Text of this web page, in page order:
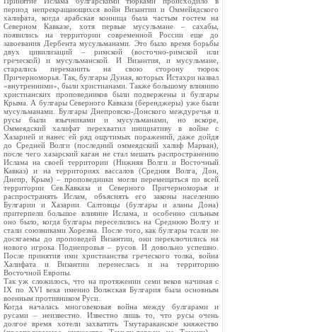
период непрекращающихся войн Византии и Оммейядского
халифата, когда арабская конница была частым гостем на
Северном Кавказе, хотя первые мусульмане – сахабы,
появились на территории современной России еще до
завоевания Дербента мусульманами. Это было время борьбы
двух цивилизаций – римской (восточно-римской или
греческой) и мусульманской. И Византия, и мусульмане,
старались переманить на свою сторону тюрок
Причерноморья. Так, булгары Дуная, которых Истахри назвал
«внутренними», были христианами. Также большому влиянию
христианских проповедников были подвержены и булгары
Крыма. А булгары Северного Кавказа (беренджеры) уже были
мусульманами. Булгары Днепровско-Донского междуречья и
русы были язычниками и мусульманами, но вскоре,
Оммеядский халифат перехватил инициативу в войне с
Хазарией и нанес ей ряд ощутимых поражений, даже дойдя
до Средней Волги (последний оммеядский халиф Марван),
после чего хазарский каган не стал мешать распространению
Ислама на своей территории (Нижняя Волги и Восточный
Кавказ) и на территориях вассалов (Средняя Волга, Дон,
Днепр, Крым) – проповедники могли перемещаться по всей
территории Сев.Кавказа и Северного Причерноморья и
распространять Ислам, объяснять его законы населению
Булгарии и Хазарии. Салтовцы (булгары и аланы Дона)
притерпели большое влияние Ислама, и особенно сильным
оно было, когда булгары переселились на Среднюю Волгу и
стали союзниками Хорезма. После того, как булгары тсали не
досягаемы до проповедей Византии, они переключились на
нового игрока Поднепровья – русов. И довольно успешно.
После принятия ими христианства греческого толка, война
Халифата и Византии перенеслась и на территорию
Восточной Европы.
Так уж сложилось, что на протяжении семи веков начиная с
IX по XVI века именно Волжская Булгария была основным
военным противником Руси.
Когда началась многовековая война между булгарами и
русами – неизвестно. Известно лишь то, что русы очень
долгое время хотели захватить Тмутараканское княжество